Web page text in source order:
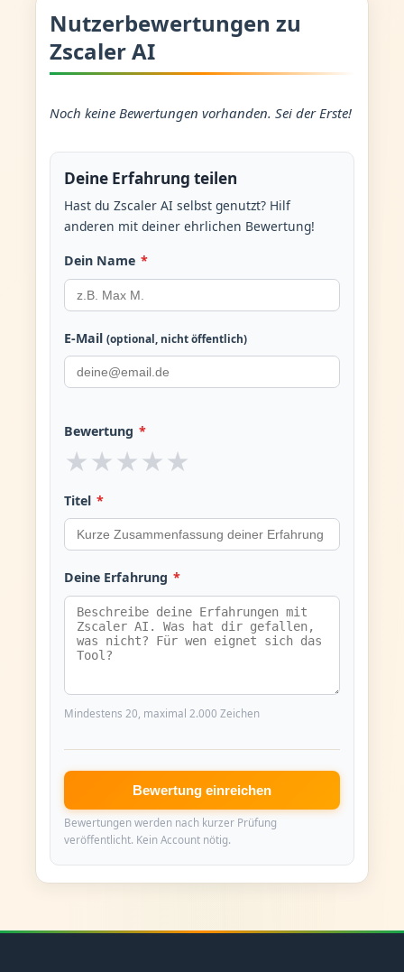
Nutzerbewertungen zu
Zscaler AI
Noch keine Bewertungen vorhanden. Sei der Erste!
Deine Erfahrung teilen
Hast du Zscaler AI selbst genutzt? Hilf
anderen mit deiner ehrlichen Bewertung!
Dein Name *
E-Mail (optional, nicht öffentlich)
Bewertung *
★ ★ ★ ★ ★
Titel *
Deine Erfahrung *
Mindestens 20, maximal 2.000 Zeichen
Bewertung einreichen
Bewertungen werden nach kurzer Prüfung
veröffentlicht. Kein Account nötig.